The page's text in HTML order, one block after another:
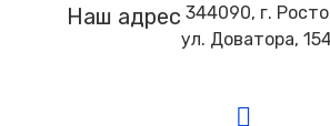
Наш адрес 344090, г.
ул. Доватора,